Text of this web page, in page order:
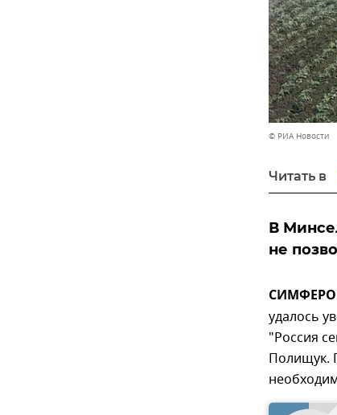
© РИА Новости
Читать в
В
не
удалось
"Россия
Полищук.